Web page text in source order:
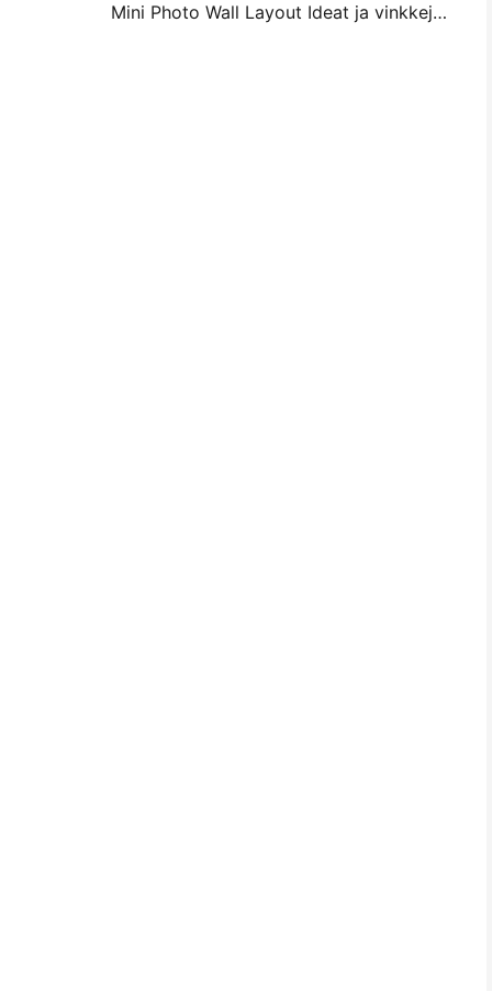
Mini Photo Wall Layout Ideat ja vinkkejä makuuhuoneen ja asunnon koristelu